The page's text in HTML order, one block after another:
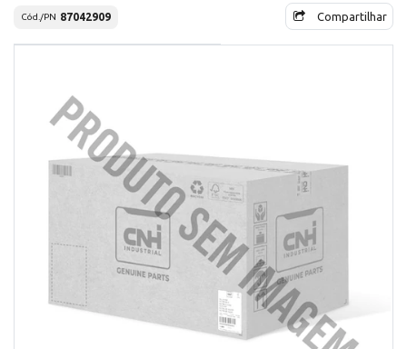
Cód./PN 87042909 Compartilhar